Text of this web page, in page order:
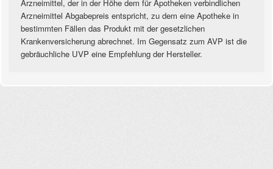
Arzneimittel, der in der Höhe dem für Apotheken verbindlichen
Arzneimittel Abgabepreis entspricht, zu dem eine Apotheke in
bestimmten Fällen das Produkt mit der gesetzlichen
Krankenversicherung abrechnet. Im Gegensatz zum AVP ist die
gebräuchliche UVP eine Empfehlung der Hersteller.